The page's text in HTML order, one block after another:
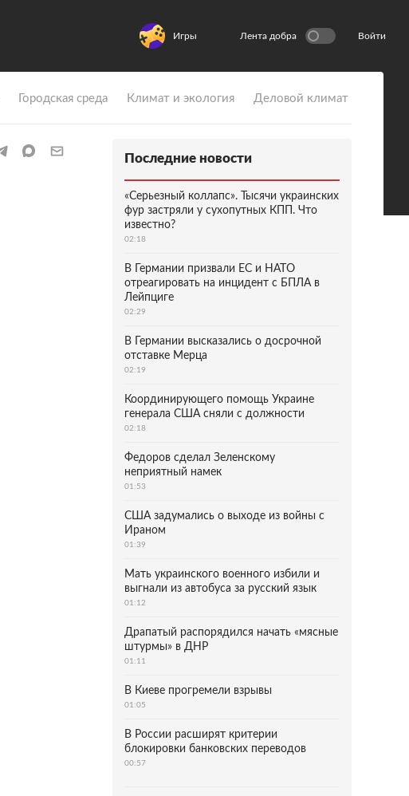
Игры Лента добра Войти
Городская среда Климат и экология Деловой климат
Последние новости
«Серьезный коллапс». Тысячи украинских
фур застряли у сухопутных КПП. Что
известно?
02:18
В Германии призвали ЕС и НАТО
отреагировать на инцидент с БПЛА в
Лейпциге
02:29
В Германии высказались о досрочной
отставке Мерца
02:19
Координирующего помощь Украине
генерала США сняли с должности
02:18
Федоров сделал Зеленскому
неприятный намек
01:53
США задумались о выходе из войны с
Ираном
01:39
Мать украинского военного избили и
выгнали из автобуса за русский язык
01:12
Драпатый распорядился начать «мясные
штурмы» в ДНР
01:11
В Киеве прогремели взрывы
01:05
В России расширят критерии
блокировки банковских переводов
00:57